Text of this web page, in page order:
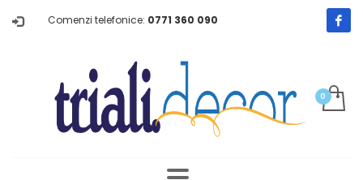
Comenzi telefonice: 0771 360 090